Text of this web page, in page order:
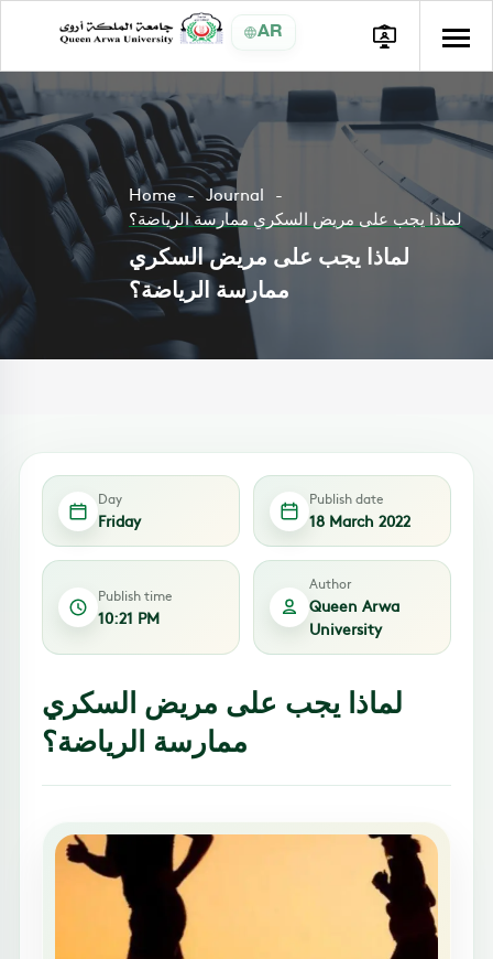
AR
Home
Journal
لماذا يجب على مريض السكري ممارسة الرياضة؟
لماذا يجب على مريض السكري
ممارسة الرياضة؟
Day
Friday
Publish date
18 March 2022
Publish time
10:21 PM
Author
Queen Arwa
University
لماذا يجب على مريض السكري
ممارسة الرياضة؟